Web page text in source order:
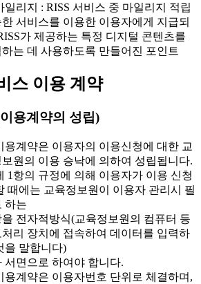
리지 : RISS 서비스 중 마일리지 적립
한 서비스를 이용한 이용자에게 지급되
가 제공하는 특정 디지털 콘텐츠를
하는 데 사용하도록 만들어진 포인트
스 이용 계약
용계약의 성립)
계약은 이용자의 이용신청에 대한 교
보원의 이용 승낙에 의하여 성립됩니다.
1항의 규정에 의해 이용자가 이용 신청
때에는 교육정보원이 이용자 관리시 필
하는
전자적방식(교육정보원의 컴퓨터 등
처리 장치에 접속하여 데이터를 입력하
을 말합니다)
서면으로 하여야 합니다.
계약은 이용자번호 단위로 체결하며,